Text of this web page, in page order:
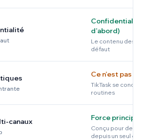
d'abord)
Le contenu des
défaut
Ce n'est pas
TikTask se
routines
canaux Force
Conçu pour des
depuis un seul